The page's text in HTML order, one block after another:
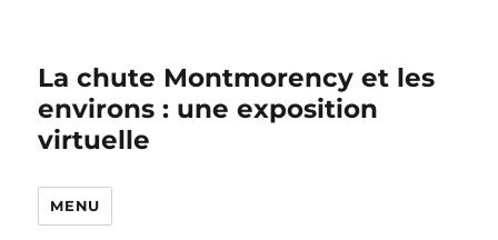
La chute Montmorency et les
environs : une exposition
virtuelle
MENU